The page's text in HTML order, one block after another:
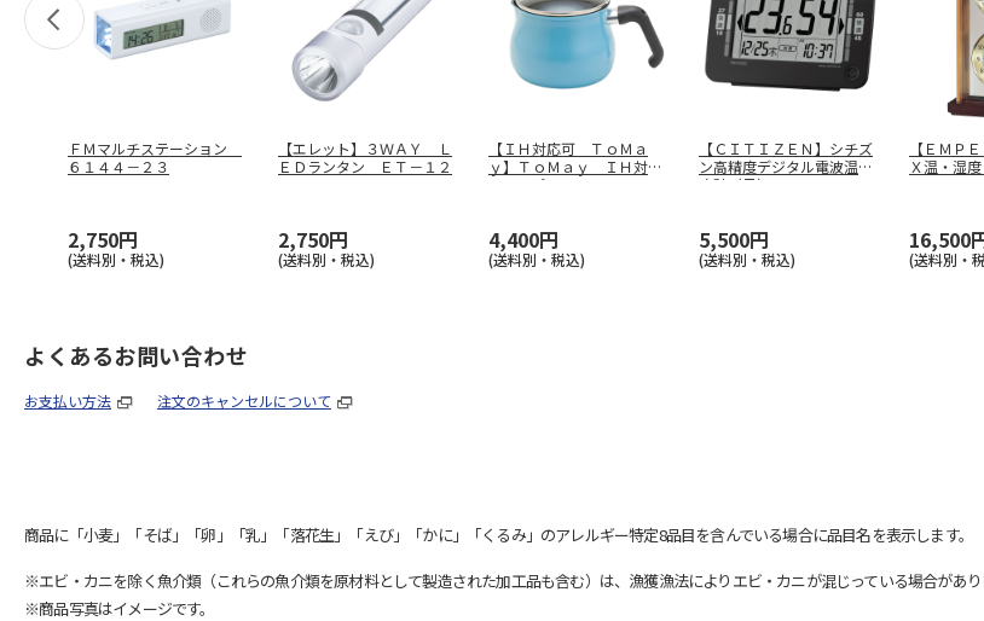
ＦＭマルチステーション
６１４４－２３
2,750円
(送料別・税込)
【エレット】３ＷＡＹ Ｌ
ＥＤランタン ＥＴ－１２
2,750円
(送料別・税込)
【ＩＨ対応可 ＴｏＭａ
ｙ】ＴｏＭａｙ ＩＨ対応
マルチポット
4,400円
(送料別・税込)
【ＣＩＴＩＺＥＮ】シチズ
ン高精度デジタル電波温湿
度計（黒）
5,500円
(送料別・税込)
【ＥＭＰ
Ｘ温・湿
16,500
(送料別・
よくあるお問い合わせ
お支払い方法 注文のキャンセルについて
商品に「小麦」「そば」「卵」「乳」「落花生」「えび」「かに」「くるみ」のアレルギー特定8品目を含んでいる場合に品目名を表示します。
※エビ・カニを除く魚介類（これらの魚介類を原材料として製造された加工品も含む）は、漁獲漁法によりエビ・カニが混じっている場合があ
※商品写真はイメージです。